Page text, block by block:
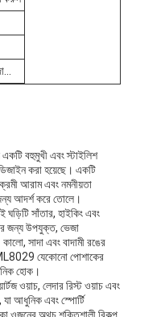
বহুমুখী এবং স্টাইলিশ
করা হয়েছে। একটি
আরাম এবং নমনীয়তা
জন্য আদর্শ করে তোলে।
সাঁতার, হাইকিং এবং
জন্য উপযুক্ত, ভেজা
সাদা এবং বাদামী রঙের
যেকোনো পোশাকের
হোক।
ওয়াচ, লেদার রিস্ট ওয়াচ এবং
যা আধুনিক এবং স্পোর্টি